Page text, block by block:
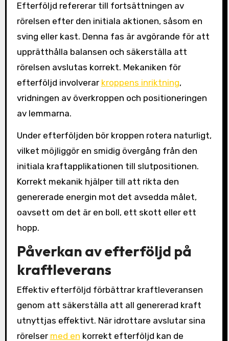
Efterföljd refererar till fortsättningen av
rörelsen efter den initiala aktionen, såsom en
sving eller kast. Denna fas är avgörande för att
upprätthålla balansen och säkerställa att
rörelsen avslutas korrekt. Mekaniken för
efterföljd involverar kroppens inriktning,
vridningen av överkroppen och positioneringen
av lemmarna.
Under efterföljden bör kroppen rotera naturligt,
vilket möjliggör en smidig övergång från den
initiala kraftapplikationen till slutpositionen.
Korrekt mekanik hjälper till att rikta den
genererade energin mot det avsedda målet,
oavsett om det är en boll, ett skott eller ett
hopp.
Påverkan av efterföljd på
kraftleverans
Effektiv efterföljd förbättrar kraftleveransen
genom att säkerställa att all genererad kraft
utnyttjas effektivt. När idrottare avslutar sina
rörelser med en korrekt efterföljd kan de